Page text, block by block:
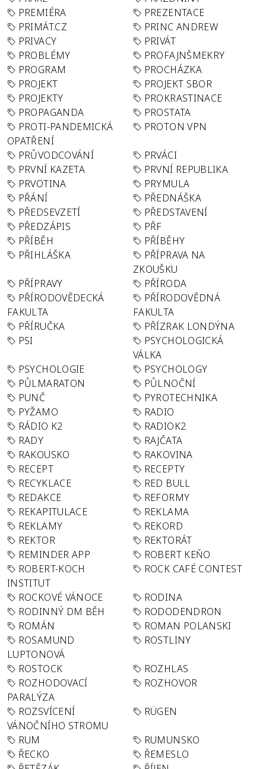
PREMIÉRA
PREZENTACE
PRIMÁT.CZ
PRINC ANDREW
PRIVACY
PRIVÁT
PROBLÉMY
PROFAJNŠMEKRY
PROGRAM
PROCHÁZKA
PROJEKT
PROJEKT SBOR
PROJEKTY
PROKRASTINACE
PROPAGANDA
PROSTATA
PROTI-PANDEMICKÁ
OPATŘENÍ
PROTON VPN
PRŮVODCOVÁNÍ
PRVÁCI
PRVNÍ KAZETA
PRVNÍ REPUBLIKA
PRVOTINA
PRYMULA
PŘÁNÍ
PŘEDNÁŠKA
PŘEDSEVZETÍ
PŘEDSTAVENÍ
PŘEDZÁPIS
PŘF
PŘÍBĚH
PŘÍBĚHY
PŘIHLÁŠKA
PŘÍPRAVA NA
ZKOUŠKU
PŘÍPRAVY
PŘÍRODA
PŘÍRODOVĚDECKÁ
FAKULTA
PŘÍRODOVĚDNÁ
FAKULTA
PŘÍRUČKA
PŘÍZRAK LONDÝNA
PSI
PSYCHOLOGICKÁ
VÁLKA
PSYCHOLOGIE
PSYCHOLOGY
PŮLMARATON
PŮLNOČNÍ
PUNČ
PYROTECHNIKA
PYŽAMO
RADIO
RÁDIO K2
RADIOK2
RADY
RAJČATA
RAKOUSKO
RAKOVINA
RECEPT
RECEPTY
RECYKLACE
RED BULL
REDAKCE
REFORMY
REKAPITULACE
REKLAMA
REKLAMY
REKORD
REKTOR
REKTORÁT
REMINDER APP
ROBERT KEŇO
ROBERT-KOCH
INSTITUT
ROCK CAFÉ CONTEST
ROCKOVÉ VÁNOCE
RODINA
RODINNÝ DM BĚH
RODODENDRON
ROMÁN
ROMAN POLANSKI
ROSAMUND
LUPTONOVÁ
ROSTLINY
ROSTOCK
ROZHLAS
ROZHODOVACÍ
PARALÝZA
ROZHOVOR
ROZSVÍCENÍ
VÁNOČNÍHO STROMU
RÜGEN
RUM
RUMUNSKO
ŘECKO
ŘEMESLO